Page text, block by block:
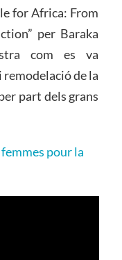
for Africa: From
per Baraka
com es va
de la
part dels grans
pour la